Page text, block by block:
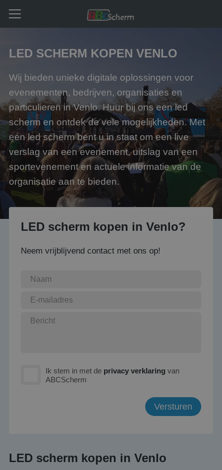
LED SCHERM KOPEN VENLO
Wij bieden unieke digitale oplossingen voor
evenementen, bedrijven, organisaties en
particulieren in Venlo. Huur bij ons een led
scherm en ontdek de vele mogelijkheden. Met
een led scherm bent u in staat om een live
verslag van een evenement, uitslag van een
sportevenement en actuele informatie van de
organisatie aan te bieden.
LED scherm kopen in Venlo?
Neem vrijblijvend contact met ons op!
Ik stem in met de privacy verklaring van
ABCScherm
LED scherm kopen in Venlo